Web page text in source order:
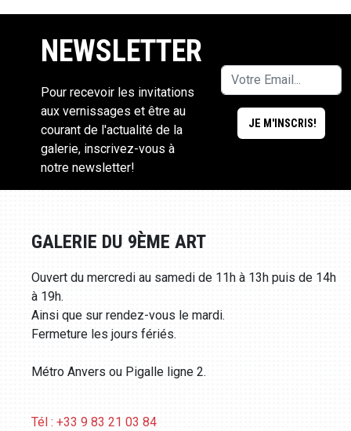
NEWSLETTER
Pour recevoir les invitations
aux vernissages et être au
courant de l'actualité de la
galerie, inscrivez-vous à
notre newsletter!
GALERIE DU 9ÈME ART
Ouvert du mercredi au samedi de 11h à 13h puis de 14h
à 19h.
Ainsi que sur rendez-vous le mardi.
Fermeture les jours fériés.
Métro Anvers ou Pigalle ligne 2.
Tél : +33 9 83 21 03 84